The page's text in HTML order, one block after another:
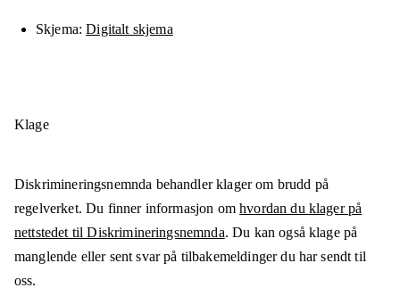
Skjema Digitalt skjema
Klage
Diskrimineringsnemnda behandler klager om brudd på
regelverket. Du finner informasjon omhvordan du klager på
nettstedet til Diskrimineringsnemnda. Du kan også klage på
manglende eller sent svar på tilbakemeldinger du har sendt til
oss.